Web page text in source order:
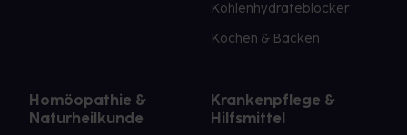
Kohlenhydrateblocker
Kochen & Backen
Homöopathie &
Naturheilkunde
Krankenpflege &
Hilfsmittel